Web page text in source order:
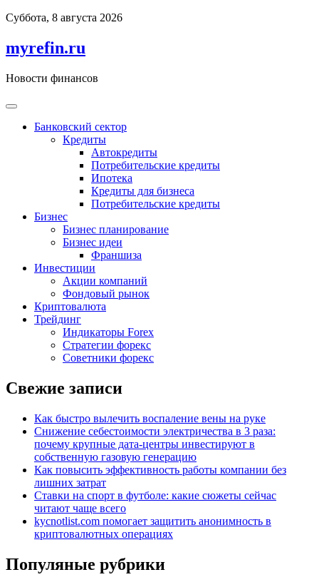
Перейти
содержимому
Суббота, 8 августа 2026
myrefin.ru
Новости финансов
Банковский сектор
Кредиты
Автокредиты
Потребительские кредиты
Ипотека
Кредиты для бизнеса
Потребительские кредиты
Бизнес
Бизнес планирование
Бизнес идеи
Франшиза
Инвестиции
Акции компаний
Фондовый рынок
Криптовалюта
Трейдинг
Индикаторы Forex
Стратегии форекс
Советники форекс
Свежие записи
Как быстро вылечить воспаление вены на руке
Снижение себестоимости электричества в 3 раза:
почему крупные дата-центры инвестируют в
собственную газовую генерацию
Как повысить эффективность работы компании без
лишних затрат
Ставки на спорт в футболе: какие сюжеты сейчас
читают чаще всего
kycnotlist.com помогает защитить анонимность в
криптовалютных операциях
Популяные рубрики